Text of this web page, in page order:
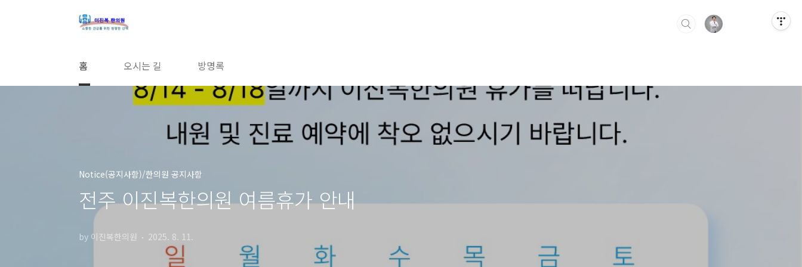
홈 오시는 길 방명록
Notice(공지사항)/한의원 공지사항
전주 이진복한의원 여름휴가 안내
by 이진복한의원 2025. 8. 11.